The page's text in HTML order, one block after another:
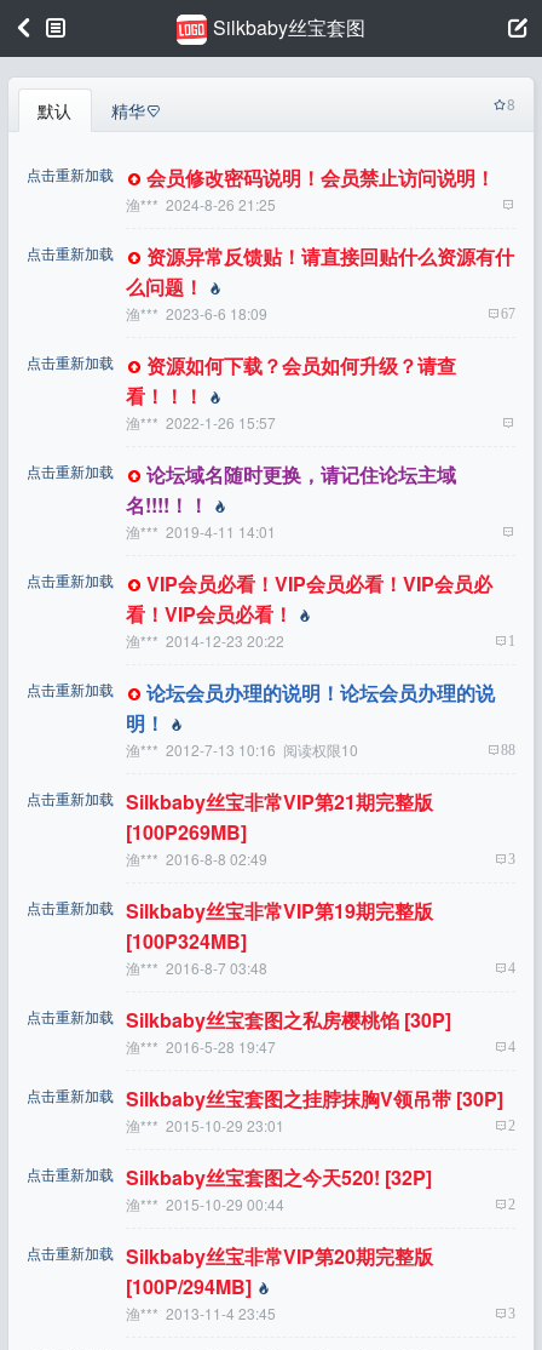
Silkbaby丝宝套图
默认 精华 8
点击重新加载 会员修改密码说明！会员禁止访问说明！
渔*** 2024-8-26 21:25
点击重新加载
资源异常反馈贴！请直接回贴什么资源有什
么问题！
渔*** 2023-6-6 18:09 67
点击重新加载
资源如何下载？会员如何升级？请查
看！！！
渔*** 2022-1-26 15:57
点击重新加载
论坛域名随时更换，请记住论坛主域
名!!!!！！
渔*** 2019-4-11 14:01
点击重新加载
VIP会员必看！VIP会员必看！VIP会员必
看！VIP会员必看！
渔*** 2014-12-23 20:22 1
点击重新加载
论坛会员办理的说明！论坛会员办理的说
明！
渔*** 2012-7-13 10:16 阅读权限10 88
点击重新加载
Silkbaby丝宝非常VIP第21期完整版
[100P269MB]
渔*** 2016-8-8 02:49 3
点击重新加载
Silkbaby丝宝非常VIP第19期完整版
[100P324MB]
渔*** 2016-8-7 03:48 4
点击重新加载 Silkbaby丝宝套图之私房樱桃馅 [30P]
渔*** 2016-5-28 19:47 4
点击重新加载 Silkbaby丝宝套图之挂脖抹胸V领吊带 [30P]
渔*** 2015-10-29 23:01 2
点击重新加载 Silkbaby丝宝套图之今天520! [32P]
渔*** 2015-10-29 00:44 2
点击重新加载
Silkbaby丝宝非常VIP第20期完整版
[100P/294MB]
渔*** 2013-11-4 23:45 3